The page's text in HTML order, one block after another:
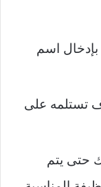
اسم
تستلمه على
حتى يتم